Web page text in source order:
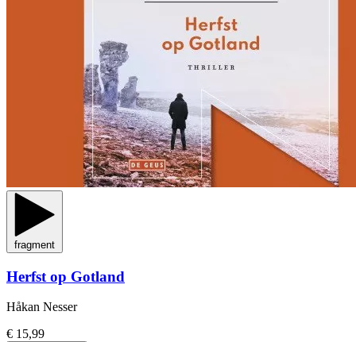
fragment
Herfst op Gotland
Håkan Nesser
€ 15,99